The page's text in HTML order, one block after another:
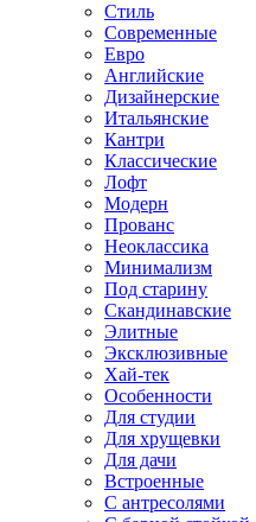
Стиль
Современные
Евро
Английские
Дизайнерские
Итальянские
Кантри
Классические
Лофт
Модерн
Прованс
Неоклассика
Минимализм
Под старину
Скандинавские
Элитные
Эксклюзивные
Хай-тек
Особенности
Для студии
Для хрущевки
Для дачи
Встроенные
С антресолями